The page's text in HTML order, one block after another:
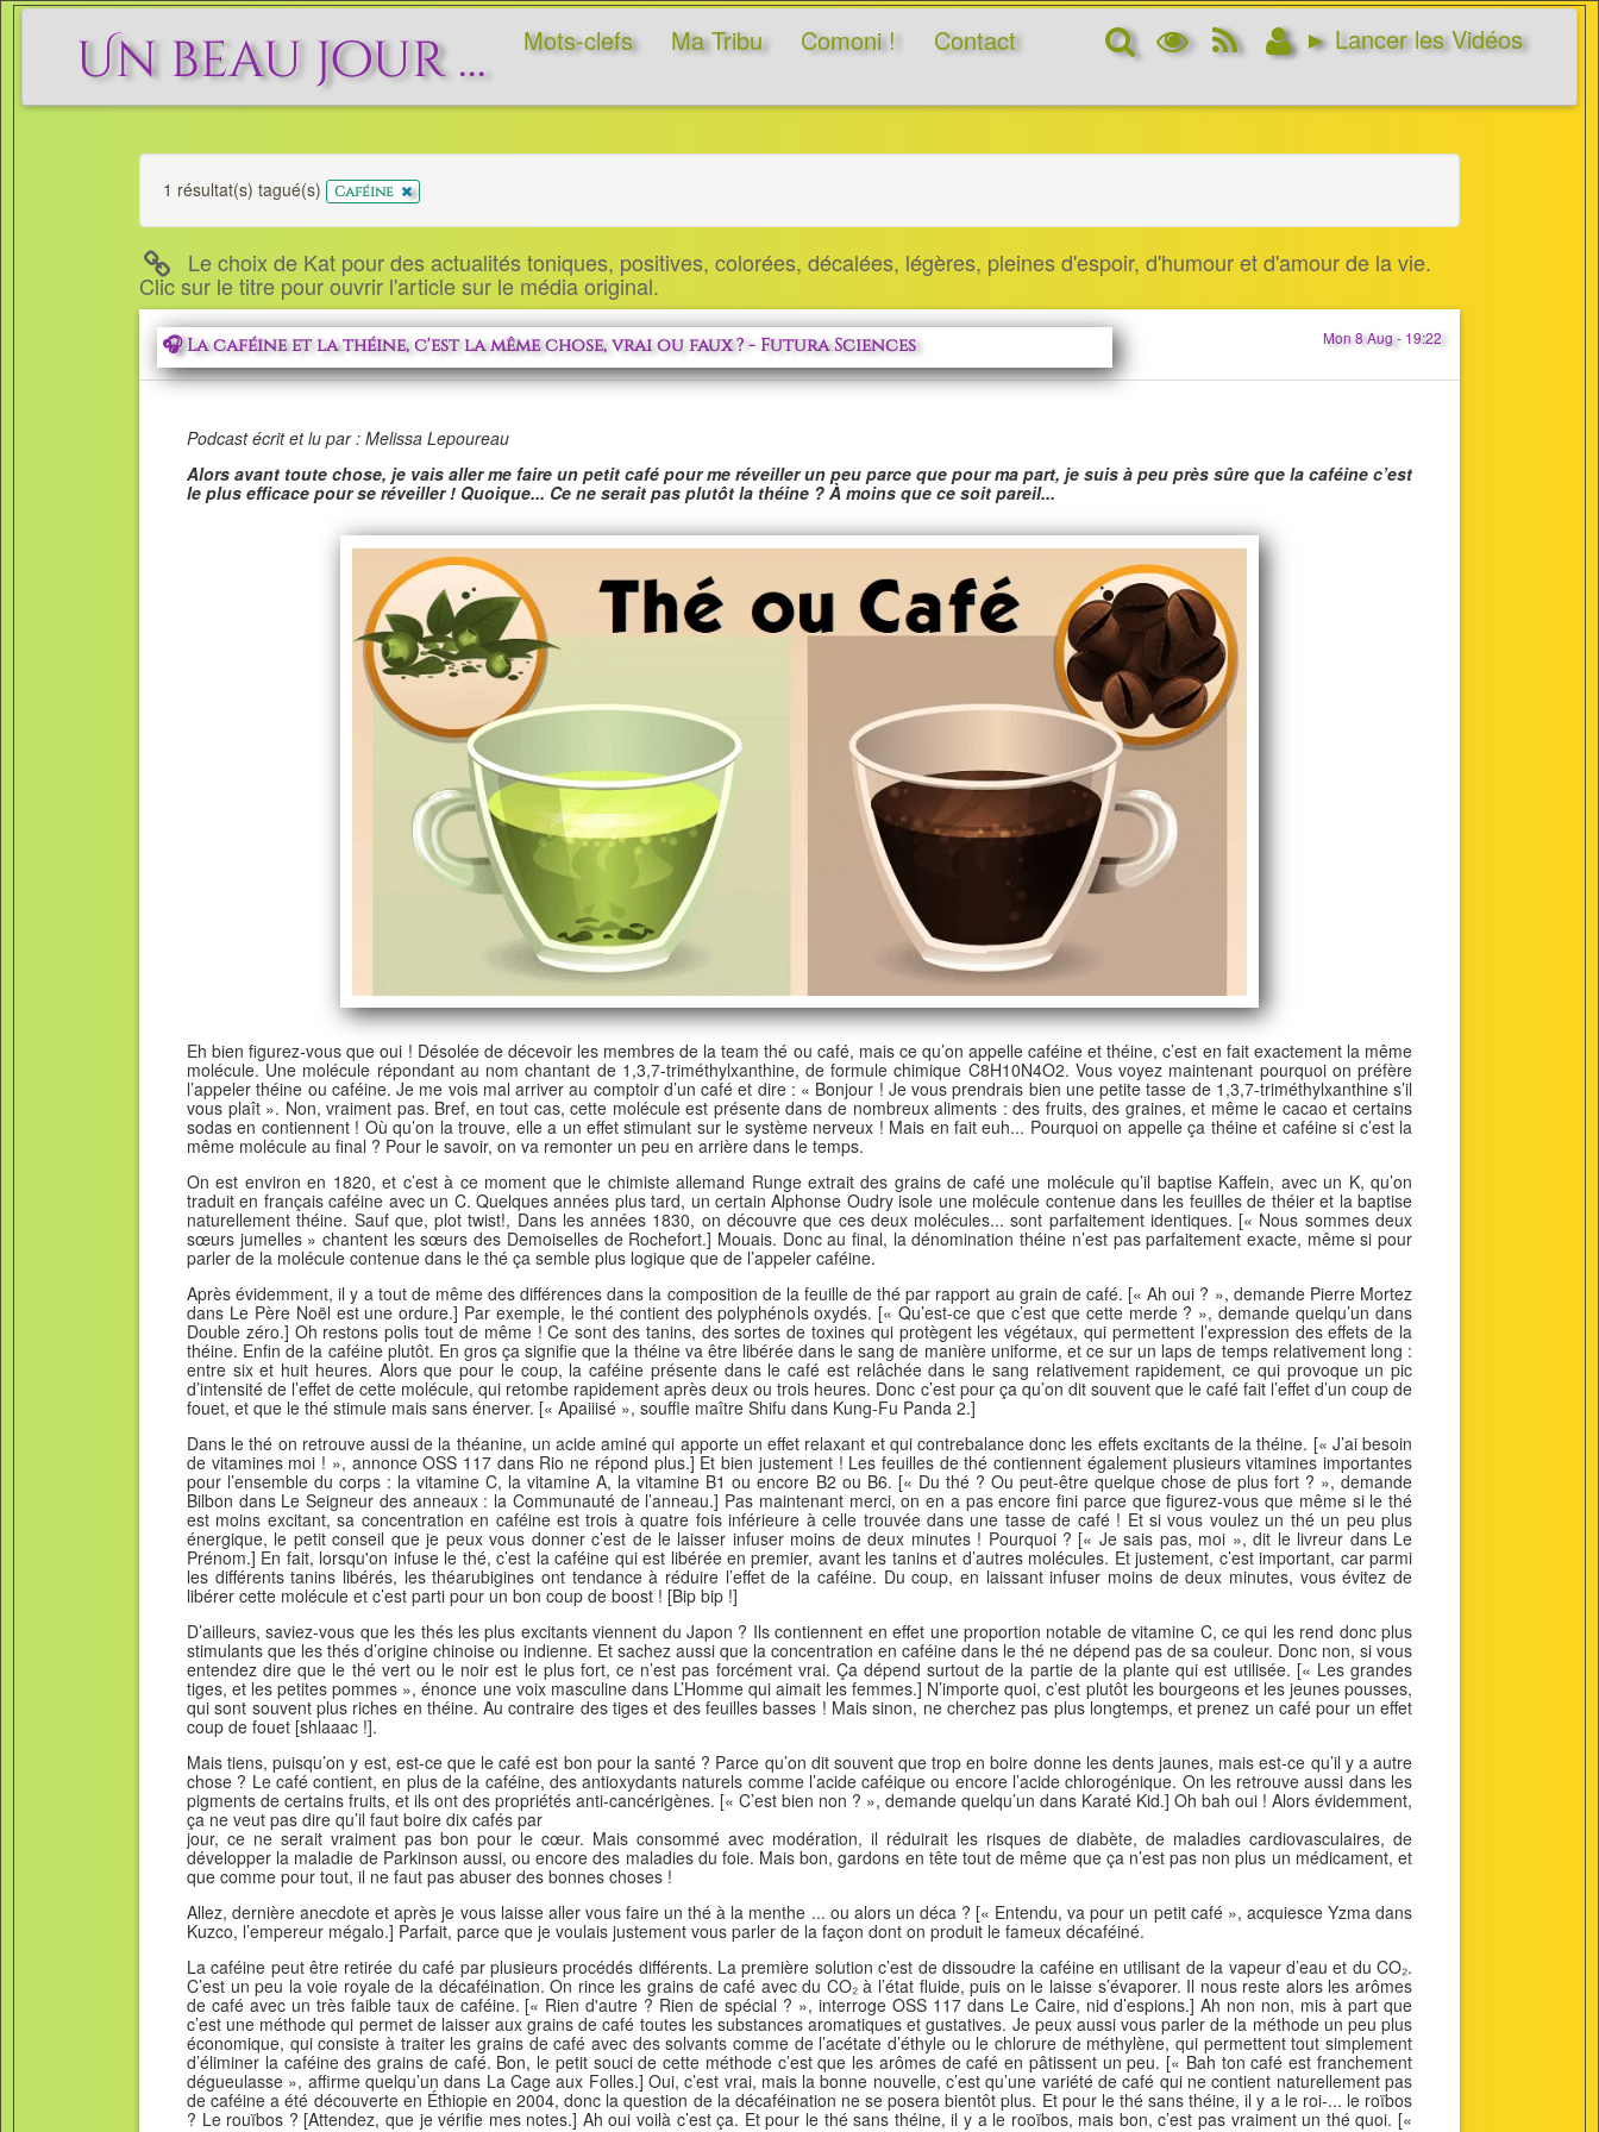
Un beau jour ... Mots-clefs Ma Tribu Comoni ! Contact ► Lancer les Vidéos
Rechercher
Options
d’affichage
RSS
Feed
Connexion
1 résultat(s) tagué(s) Caféine x
Le choix de Kat pour des actualités toniques, positives, colorées, décalées, légères, pleines d'espoir, d'humour et d'amour de la vie.
Clic sur le titre pour ouvrir l'article sur le média original.
🎧 La caféine et la théine, c'est la même chose, vrai ou faux ? - Futura Sciences Mon 8 Aug - 19:22
Podcast écrit et lu par : Melissa Lepoureau
Alors avant toute chose, je vais aller me faire un petit café pour me réveiller un peu parce que pour ma part, je suis à peu près sûre que la caféine c’est
le plus efficace pour se réveiller ! Quoique... Ce ne serait pas plutôt la théine ? À moins que ce soit pareil...
Eh bien figurez-vous que oui ! Désolée de décevoir les membres de la team thé ou café, mais ce qu’on appelle caféine et théine, c’est en fait exactement la même
molécule. Une molécule répondant au nom chantant de 1,3,7-triméthylxanthine, de formule chimique C8H10N4O2. Vous voyez maintenant pourquoi on préfère
l’appeler théine ou caféine. Je me vois mal arriver au comptoir d’un café et dire : « Bonjour ! Je vous prendrais bien une petite tasse de 1,3,7-triméthylxanthine s’il
vous plaît ». Non, vraiment pas. Bref, en tout cas, cette molécule est présente dans de nombreux aliments : des fruits, des graines, et même le cacao et certains
sodas en contiennent ! Où qu’on la trouve, elle a un effet stimulant sur le système nerveux ! Mais en fait euh... Pourquoi on appelle ça théine et caféine si c’est la
même molécule au final ? Pour le savoir, on va remonter un peu en arrière dans le temps.
On est environ en 1820, et c’est à ce moment que le chimiste allemand Runge extrait des grains de café une molécule qu’il baptise Kaffein, avec un K, qu’on
traduit en français caféine avec un C. Quelques années plus tard, un certain Alphonse Oudry isole une molécule contenue dans les feuilles de théier et la baptise
naturellement théine. Sauf que, plot twist!, Dans les années 1830, on découvre que ces deux molécules... sont parfaitement identiques. [« Nous sommes deux
sœurs jumelles » chantent les sœurs des Demoiselles de Rochefort.] Mouais. Donc au final, la dénomination théine n’est pas parfaitement exacte, même si pour
parler de la molécule contenue dans le thé ça semble plus logique que de l’appeler caféine.
Après évidemment, il y a tout de même des différences dans la composition de la feuille de thé par rapport au grain de café. [« Ah oui ? », demande Pierre Mortez
dans Le Père Noël est une ordure.] Par exemple, le thé contient des polyphénols oxydés. [« Qu’est-ce que c’est que cette merde ? », demande quelqu’un dans
Double zéro.] Oh restons polis tout de même ! Ce sont des tanins, des sortes de toxines qui protègent les végétaux, qui permettent l’expression des effets de la
théine. Enfin de la caféine plutôt. En gros ça signifie que la théine va être libérée dans le sang de manière uniforme, et ce sur un laps de temps relativement long :
entre six et huit heures. Alors que pour le coup, la caféine présente dans le café est relâchée dans le sang relativement rapidement, ce qui provoque un pic
d’intensité de l’effet de cette molécule, qui retombe rapidement après deux ou trois heures. Donc c’est pour ça qu’on dit souvent que le café fait l’effet d’un coup de
fouet, et que le thé stimule mais sans énerver. [« Apaiiisé », souffle maître Shifu dans Kung-Fu Panda 2.]
Dans le thé on retrouve aussi de la théanine, un acide aminé qui apporte un effet relaxant et qui contrebalance donc les effets excitants de la théine. [« J’ai besoin
de vitamines moi ! », annonce OSS 117 dans Rio ne répond plus.] Et bien justement ! Les feuilles de thé contiennent également plusieurs vitamines importantes
pour l’ensemble du corps : la vitamine C, la vitamine A, la vitamine B1 ou encore B2 ou B6. [« Du thé ? Ou peut-être quelque chose de plus fort ? », demande
Bilbon dans Le Seigneur des anneaux : la Communauté de l’anneau.] Pas maintenant merci, on en a pas encore fini parce que figurez-vous que même si le thé
est moins excitant, sa concentration en caféine est trois à quatre fois inférieure à celle trouvée dans une tasse de café ! Et si vous voulez un thé un peu plus
énergique, le petit conseil que je peux vous donner c’est de le laisser infuser moins de deux minutes ! Pourquoi ? [« Je sais pas, moi », dit le livreur dans Le
Prénom.] En fait, lorsqu'on infuse le thé, c’est la caféine qui est libérée en premier, avant les tanins et d’autres molécules. Et justement, c’est important, car parmi
les différents tanins libérés, les théarubigines ont tendance à réduire l’effet de la caféine. Du coup, en laissant infuser moins de deux minutes, vous évitez de
libérer cette molécule et c’est parti pour un bon coup de boost ! [Bip bip !]
D’ailleurs, saviez-vous que les thés les plus excitants viennent du Japon ? Ils contiennent en effet une proportion notable de vitamine C, ce qui les rend donc plus
stimulants que les thés d’origine chinoise ou indienne. Et sachez aussi que la concentration en caféine dans le thé ne dépend pas de sa couleur. Donc non, si vous
entendez dire que le thé vert ou le noir est le plus fort, ce n’est pas forcément vrai. Ça dépend surtout de la partie de la plante qui est utilisée. [« Les grandes
tiges, et les petites pommes », énonce une voix masculine dans L’Homme qui aimait les femmes.] N’importe quoi, c’est plutôt les bourgeons et les jeunes pousses,
qui sont souvent plus riches en théine. Au contraire des tiges et des feuilles basses ! Mais sinon, ne cherchez pas plus longtemps, et prenez un café pour un effet
coup de fouet [shlaaac !].
Mais tiens, puisqu’on y est, est-ce que le café est bon pour la santé ? Parce qu’on dit souvent que trop en boire donne les dents jaunes, mais est-ce qu’il y a autre
chose ? Le café contient, en plus de la caféine, des antioxydants naturels comme l’acide caféique ou encore l’acide chlorogénique. On les retrouve aussi dans les
pigments de certains fruits, et ils ont des propriétés anti-cancérigènes. [« C’est bien non ? », demande quelqu’un dans Karaté Kid.] Oh bah oui ! Alors évidemment,
ça ne veut pas dire qu’il faut boire dix cafés par
jour, ce ne serait vraiment pas bon pour le cœur. Mais consommé avec modération, il réduirait les risques de diabète, de maladies cardiovasculaires, de
développer la maladie de Parkinson aussi, ou encore des maladies du foie. Mais bon, gardons en tête tout de même que ça n’est pas non plus un médicament, et
que comme pour tout, il ne faut pas abuser des bonnes choses !
Allez, dernière anecdote et après je vous laisse aller vous faire un thé à la menthe ... ou alors un déca ? [« Entendu, va pour un petit café », acquiesce Yzma dans
Kuzco, l’empereur mégalo.] Parfait, parce que je voulais justement vous parler de la façon dont on produit le fameux décaféiné.
La caféine peut être retirée du café par plusieurs procédés différents. La première solution c’est de dissoudre la caféine en utilisant de la vapeur d’eau et du CO₂.
C’est un peu la voie royale de la décaféination. On rince les grains de café avec du CO₂ à l’état fluide, puis on le laisse s’évaporer. Il nous reste alors les arômes
de café avec un très faible taux de caféine. [« Rien d'autre ? Rien de spécial ? », interroge OSS 117 dans Le Caire, nid d’espions.] Ah non non, mis à part que
c’est une méthode qui permet de laisser aux grains de café toutes les substances aromatiques et gustatives. Je peux aussi vous parler de la méthode un peu plus
économique, qui consiste à traiter les grains de café avec des solvants comme de l’acétate d’éthyle ou le chlorure de méthylène, qui permettent tout simplement
d’éliminer la caféine des grains de café. Bon, le petit souci de cette méthode c’est que les arômes de café en pâtissent un peu. [« Bah ton café est franchement
dégueulasse », affirme quelqu’un dans La Cage aux Folles.] Oui, c’est vrai, mais la bonne nouvelle, c’est qu’une variété de café qui ne contient naturellement pas
de caféine a été découverte en Éthiopie en 2004, donc la question de la décaféination ne se posera bientôt plus. Et pour le thé sans théine, il y a le roi-... le roïbos
? Le rouïbos ? [Attendez, que je vérifie mes notes.] Ah oui voilà c’est ça. Et pour le thé sans théine, il y a le rooïbos, mais bon, c’est pas vraiment un thé quoi. [«